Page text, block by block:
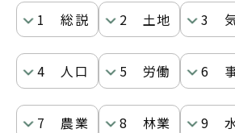
1 総説 2 土地 3
4 人口 5 労働 6
7 農業 8 林業 9